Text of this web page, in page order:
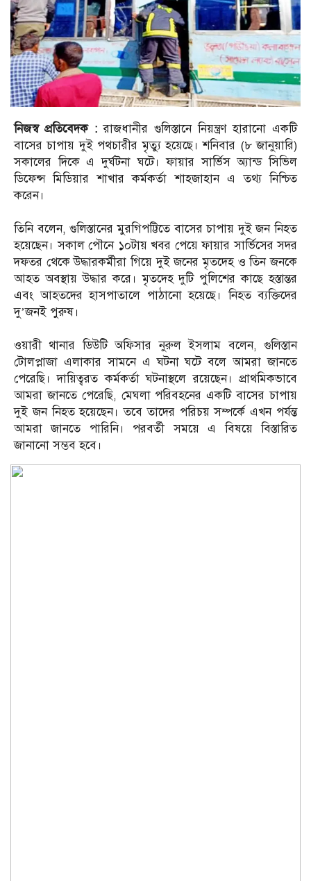
নিজস্ব প্রতিবেদক : রাজধানীর গুলিস্তানে নিয়ন্ত্রণ হারানো একটি
বাসের চাপায় দুই পথচারীর মৃত্যু হয়েছে। শনিবার (৮ জানুয়ারি)
সকালের দিকে এ দুর্ঘটনা ঘটে। ফায়ার সার্ভিস অ্যান্ড সিভিল
ডিফেন্স মিডিয়ার শাখার কর্মকর্তা শাহজাহান এ তথ্য নিশ্চিত
করেন।
তিনি বলেন, গুলিস্তানের মুরগিপট্টিতে বাসের চাপায় দুই জন নিহত
হয়েছেন। সকাল পৌনে ১০টায় খবর পেয়ে ফায়ার সার্ভিসের সদর
দফতর থেকে উদ্ধারকর্মীরা গিয়ে দুই জনের মৃতদেহ ও তিন জনকে
আহত অবস্থায় উদ্ধার করে। মৃতদেহ দুটি পুলিশের কাছে হস্তান্তর
এবং আহতদের হাসপাতালে পাঠানো হয়েছে। নিহত ব্যক্তিদের
দু’জনই পুরুষ।
ওয়ারী থানার ডিউটি অফিসার নুরুল ইসলাম বলেন, গুলিস্তান
টোলপ্লাজা এলাকার সামনে এ ঘটনা ঘটে বলে আমরা জানতে
পেরেছি। দায়িত্বরত কর্মকর্তা ঘটনাস্থলে রয়েছেন। প্রাথমিকভাবে
আমরা জানতে পেরেছি, মেঘলা পরিবহনের একটি বাসের চাপায়
দুই জন নিহত হয়েছেন। তবে তাদের পরিচয় সম্পর্কে এখন পর্যন্ত
আমরা জানতে পারিনি। পরবর্তী সময়ে এ বিষয়ে বিস্তারিত
জানানো সম্ভব হবে।